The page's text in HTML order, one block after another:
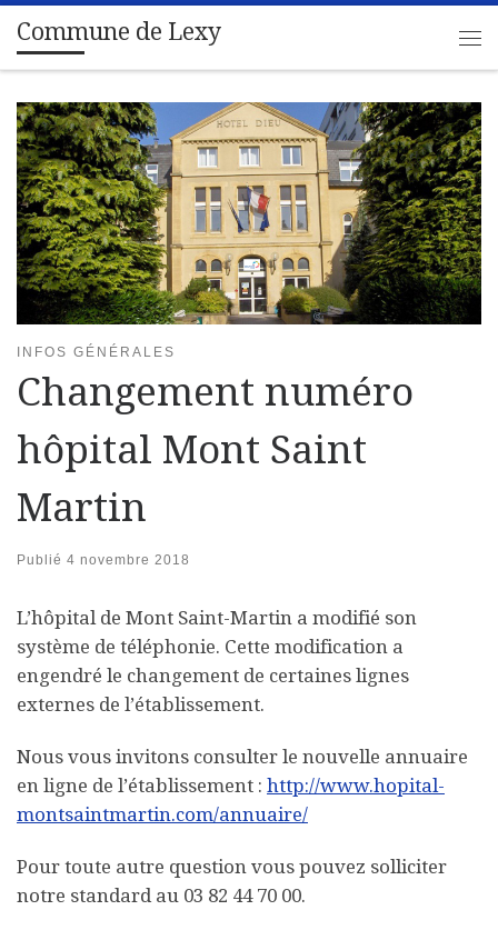
Passer au contenu
Commune de Lexy
INFOS GÉNÉRALES
Changement numéro
hôpital Mont Saint
Martin
Publié 4 novembre 2018
L’hôpital de Mont Saint-Martin a modifié son
système de téléphonie. Cette modification a
engendré le changement de certaines lignes
externes de l’établissement.
Nous vous invitons consulter le nouvelle annuaire
en ligne de l’établissement : http://www.hopital-
montsaintmartin.com/annuaire/
Pour toute autre question vous pouvez solliciter
notre standard au 03 82 44 70 00.